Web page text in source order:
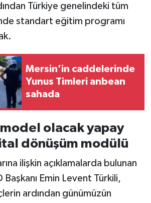
Türkiye genelindeki tüm
standart eğitim programı
Mersin’in caddelerinde
Yunus Timleri anbean
sahada
olacak yapay
dönüşüm modülü
ilişkin açıklamalarda bulunan
Emin Levent Türkili,
ardından günümüzün